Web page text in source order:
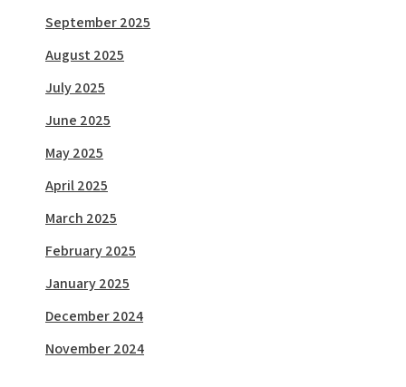
September 2025
August 2025
July 2025
June 2025
May 2025
April 2025
March 2025
February 2025
January 2025
December 2024
November 2024